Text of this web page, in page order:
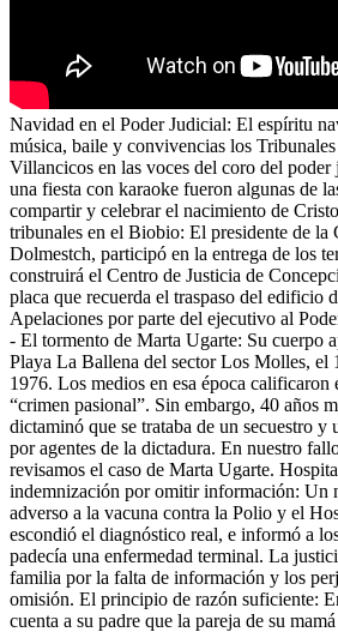
Navidad en el Poder Judicial: El espíritu
música, baile y convivencias los Tribunales
Villancicos en las voces del coro del
una fiesta con karaoke fueron algunas de
compartir y celebrar el nacimiento de
tribunales en el Biobio: El presidente de la
Dolmestch, participó en la entrega de los
construirá el Centro de Justicia de
placa que recuerda el traspaso del edificio
Apelaciones por parte del ejecutivo al
- El tormento de Marta Ugarte: Su cuerpo
Playa La Ballena del sector Los Molles, el
1976. Los medios en esa época calificaron
“crimen pasional”. Sin embargo, 40 años
dictaminó que se trataba de un secuestro
por agentes de la dictadura. En nuestro
revisamos el caso de Marta Ugarte.
indemnización por omitir información: Un
adverso a la vacuna contra la Polio y el
escondió el diagnóstico real, e informó a
padecía una enfermedad terminal. La
familia por la falta de información y los
omisión. El principio de razón suficiente:
cuenta a su padre que la pareja de su